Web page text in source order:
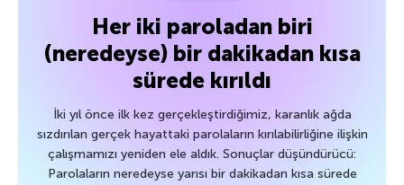
Her iki paroladan biri
(neredeyse) bir dakikadan kısa
sürede kırıldı
İki yıl önce ilk kez gerçekleştirdiğimiz, karanlık ağda
sızdırılan gerçek hayattaki parolaların kırılabilirliğine ilişkin
çalışmamızı yeniden ele aldık. Sonuçlar düşündürücü:
Parolaların neredeyse yarısı bir dakikadan kısa sürede